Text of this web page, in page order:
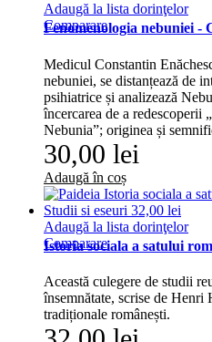
Adaugă la lista dorinţelor
Comparare
Fenomenologia nebuniei -
Medicul Constantin
nebuniei, se distanțează de
psihiatrice și analizează
încercarea de a redescoperii
Nebunia”; originea și
30,00 lei
Adaugă în coș
Adaugă la lista dorinţelor
Comparare
Istoria sociala a satului
Această culegere de studii
însemnătate, scrise de
tradiționale românești.